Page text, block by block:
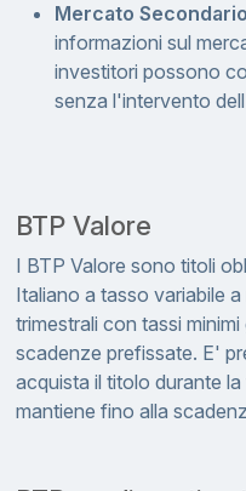
Mercato Secondario
informazioni sul
investitori possono
senza l'intervento
BTP Valore
I BTP Valore sono titoli
Italiano a tasso variabile
trimestrali con tassi
scadenze prefissate. E'
acquista il titolo durante
mantiene fino alla